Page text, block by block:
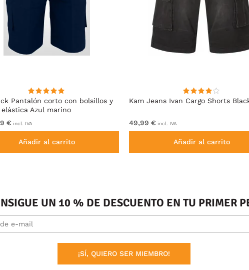
Pantalón corto con bolsillos y
Azul marino
€ incl. IVA
Añadir al carrito
Kam Jeans Ivan Cargo Shorts
49,99 € incl. IVA
Añadir al carrito
UN 10 % DE DESCUENTO EN TU PRIMER
¡SÍ, QUIERO SER MIEMBRO!